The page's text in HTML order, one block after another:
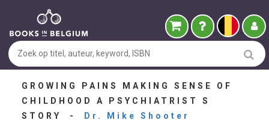
GROWING PAINS MAKING SENSE OF
CHILDHOOD A PSYCHIATRIST S
STORY -
Dr. Mike Shooter